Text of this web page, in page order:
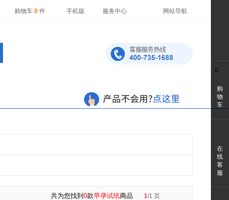
购物车 0 件 手机版 服务中心 网站导航
1/1 页
共为您找到 0款早孕试纸商品
0
购
物
车
在
线
客
服